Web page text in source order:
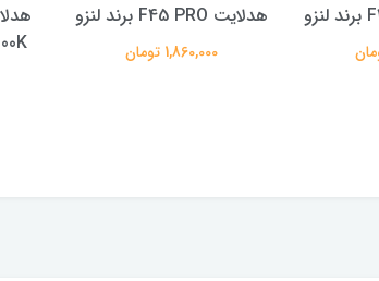
هدلایت F45 PRO برند لنزو
1,860,000 تومان